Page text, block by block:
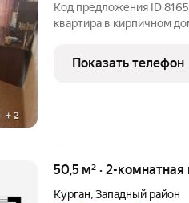
+ 2
Код предложения ID
квартира в кирпичном
косметический ремонт,
Коммуникации и техника:
Показать телефон
50,5 м² · 2-
Курган,Западный район